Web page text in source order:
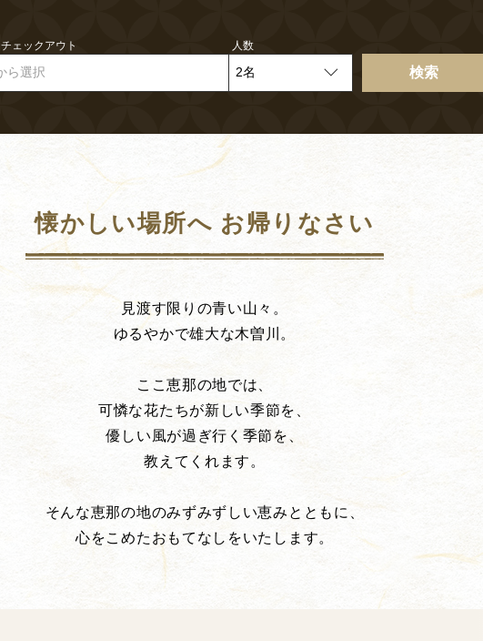
ェックアウト
ら選択
人数
検索
懐かしい場所へ お帰りなさい
見渡す限りの青い山々。
ゆるやかで雄大な木曽川。
ここ恵那の地では、
可憐な花たちが新しい季節を、
優しい風が過ぎ行く季節を、
教えてくれます。
そんな恵那の地のみずみずしい恵みとともに、
心をこめたおもてなしをいたします。